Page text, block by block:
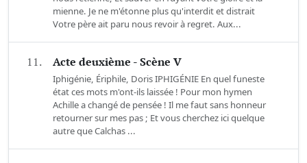
mienne. Je ne m'étonne plus qu'interdit et distrait
Votre père ait paru nous revoir à regret. Aux...
11. Acte deuxième - Scène V
Iphigénie, Ériphile, Doris IPHIGÉNIE En quel funeste
état ces mots m'ont-ils laissée ! Pour mon hymen
Achille a changé de pensée ! Il me faut sans honneur
retourner sur mes pas ; Et vous cherchez ici quelque
autre que Calchas ...